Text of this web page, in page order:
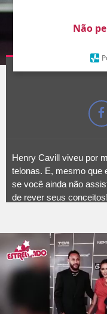
Não
Henry Cavill viveu por
telonas. E, mesmo que
se você ainda não
de rever seus
outras nove fotos que
seus melhores cliques
nascido em 5 de maio